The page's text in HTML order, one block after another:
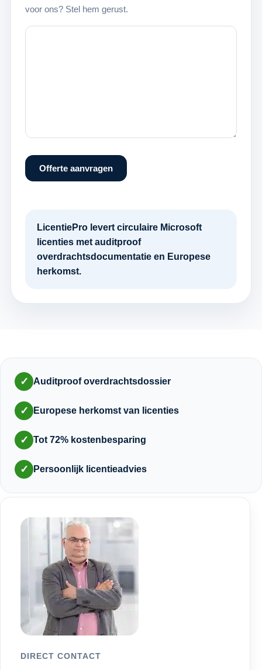
voor ons? Stel hem gerust.
Offerte aanvragen
LicentiePro levert circulaire Microsoft
licenties met auditproof
overdrachtsdocumentatie en Europese
herkomst.
✓ Auditproof overdrachtsdossier
✓ Europese herkomst van licenties
✓ Tot 72% kostenbesparing
✓ Persoonlijk licentieadvies
DIRECT CONTACT